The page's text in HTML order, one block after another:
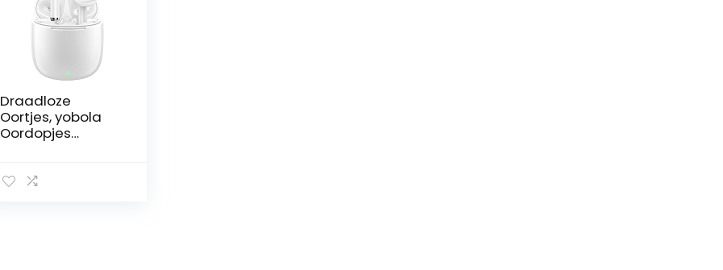
Draadloze
Oortjes, yobola
Oordopjes
Draadloze